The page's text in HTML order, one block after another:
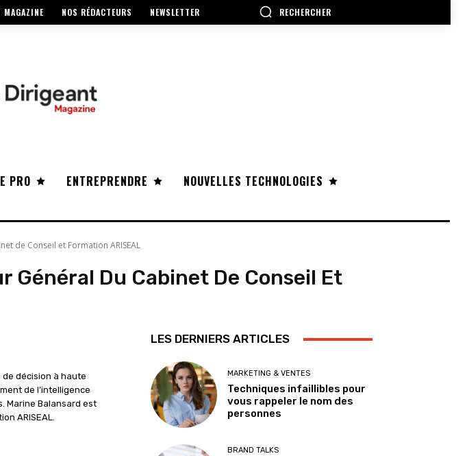
MAGAZINE NOS RÉDACTEURS NEWSLETTER RECHERCHER
PRO ENTREPRENDRE
NOUVELLES TECHNOLOGIES
de Conseil et Formation ARISEAL
Général Du Cabinet De Conseil Et
de décision à haute
de l’intelligence
Marine Balansard est
ARISEAL.
LES DERNIERS ARTICLES
MARKETING & VENTES
Techniques infaillibles pour
vous rappeler le nom des
personnes
BRAND TALKS